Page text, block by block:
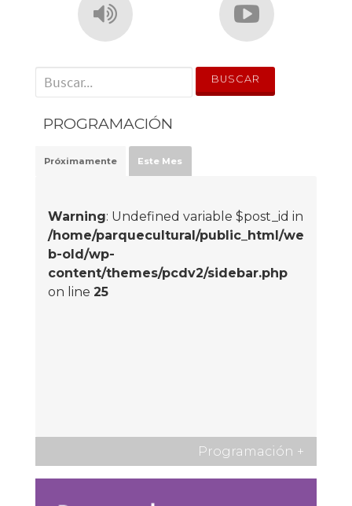
' . __('Search for:') . '
PROGRAMACIÓN
Próximamente Este Mes
Warning: Undefined variable $post_id in
/home/parquecultural/public_html/we
b-old/wp-
content/themes/pcdv2/sidebar.php
on line 25
Programación +